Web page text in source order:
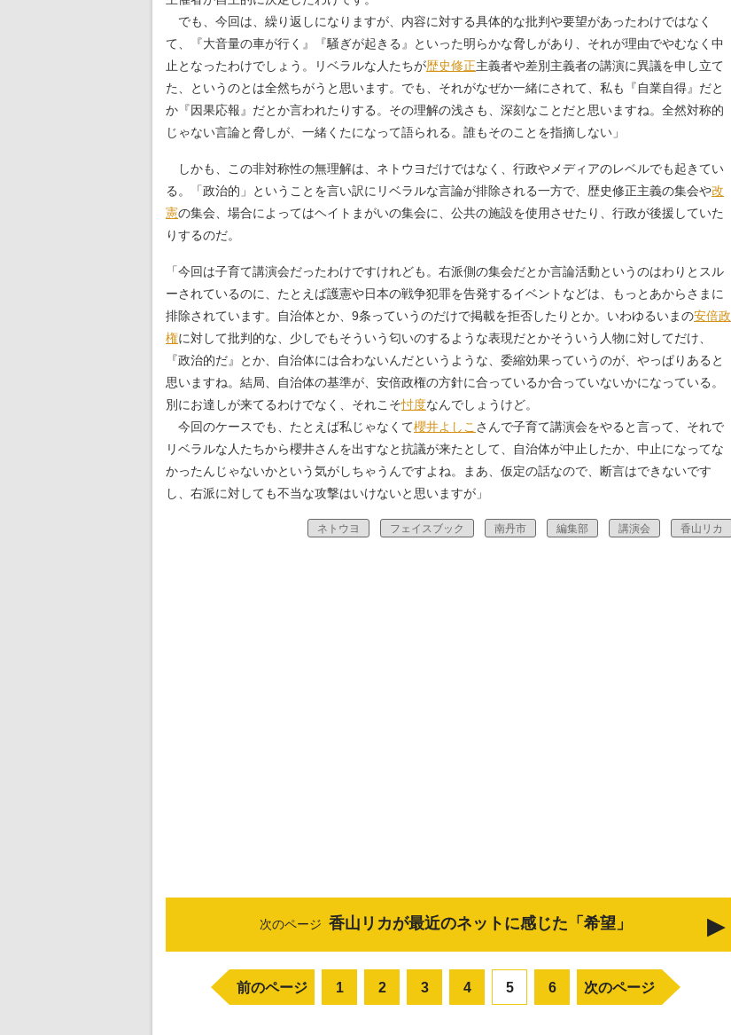
でも、今回は、繰り返しになりますが、内容に対する具体的な批判や要望があったわけではなく
て、『大音量の車が行く』『騒ぎが起きる』といった明らかな脅しがあり、それが理由でやむなく中
止となったわけでしょう。リベラルな人たちが歴史修正主義者や差別主義者の講演に異議を申し立て
た、というのとは全然ちがうと思います。でも、それがなぜか一緒にされて、私も『自業自得』だと
か『因果応報』だとか言われたりする。その理解の浅さも、深刻なことだと思いますね。全然対称的
じゃない言論と脅しが、一緒くたになって語られる。誰もそのことを指摘しない」
しかも、この非対称性の無理解は、ネトウヨだけではなく、行政やメディアのレベルでも起きてい
る。「政治的」ということを言い訳にリベラルな言論が排除される一方で、歴史修正主義の集会や改
憲の集会、場合によってはヘイトまがいの集会に、公共の施設を使用させたり、行政が後援していた
りするのだ。
「今回は子育て講演会だったわけですけれども。右派側の集会だとか言論活動というのはわりとスル
ーされているのに、たとえば護憲や日本の戦争犯罪を告発するイベントなどは、もっとあからさまに
排除されています。自治体とか、9条っていうのだけで掲載を拒否したりとか。いわゆるいまの安倍政
権に対して批判的な、少しでもそういう匂いのするような表現だとかそういう人物に対してだけ、
『政治的だ』とか、自治体には合わないんだというような、委縮効果っていうのが、やっぱりあると
思いますね。結局、自治体の基準が、安倍政権の方針に合っているか合っていないかになっている。
別にお達しが来てるわけでなく、それこそ忖度なんでしょうけど。
今回のケースでも、たとえば私じゃなくて櫻井よしこ さんで子育て講演会をやると言って、それで
リベラルな人たちから櫻井さんを出すなと抗議が来たとして、自治体が中止したか、中止になってな
かったんじゃないかという気がしちゃうんですよね。まあ、仮定の話なので、断言はできないです
し、右派に対しても不当な攻撃はいけないと思いますが」
ネトウヨ フェイスブック 南丹市 編集部 講演会 香山リカ
次のページ 香山リカが最近のネットに感じた「希望」
前のページ 1 2 3 4 5 6 次のページ